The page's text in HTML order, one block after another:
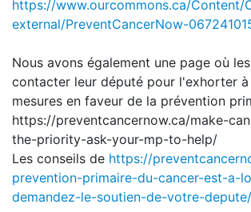
https://www.ourcommons.ca/Content/
external/PreventCancerNow-
Nous avons également une page où
contacter leur député pour l'exhorter
mesures en faveur de la prévention
https://preventcancernow.ca/make-
the-priority-ask-your-mp-to-help/
Les conseils de https://
prevention-primaire-du-cancer-est-a-
demandez-le-soutien-de-votre-depute/